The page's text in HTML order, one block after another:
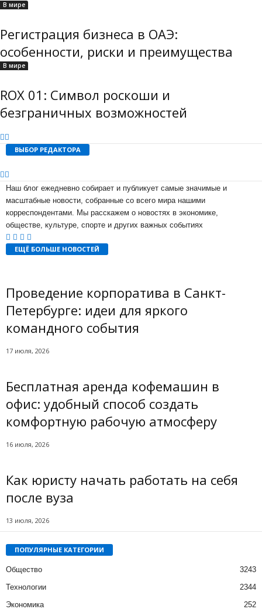
В мире
Регистрация бизнеса в ОАЭ:
особенности, риски и преимущества
В мире
ROX 01: Символ роскоши и
безграничных возможностей
ВЫБОР РЕДАКТОРА
Наш блог ежедневно собирает и публикует самые значимые и
масштабные новости, собранные со всего мира нашими
корреспондентами. Мы расскажем о новостях в экономике,
обществе, культуре, спорте и других важных событиях
ЕЩЁ БОЛЬШЕ НОВОСТЕЙ
Проведение корпоратива в Санкт-
Петербурге: идеи для яркого
командного события
17 июля, 2026
Бесплатная аренда кофемашин в
офис: удобный способ создать
комфортную рабочую атмосферу
16 июля, 2026
Как юристу начать работать на себя
после вуза
13 июля, 2026
ПОПУЛЯРНЫЕ КАТЕГОРИИ
Общество
3243
Технологии
2344
Экономика
252